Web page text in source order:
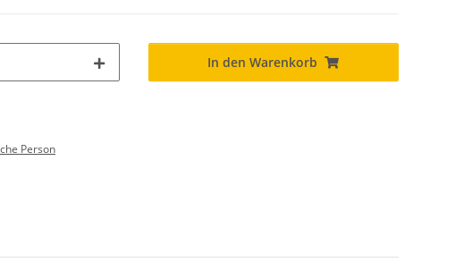
In den Warenkorb
Person